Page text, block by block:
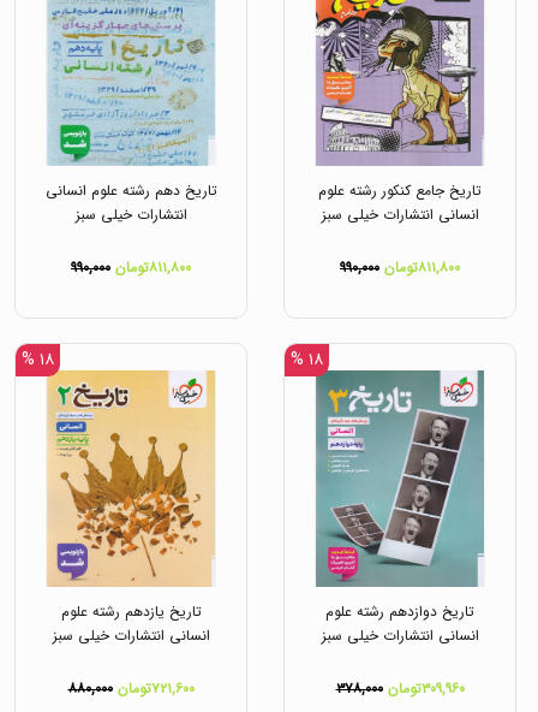
تاریخ جامع کنکور رشته علوم
انسانی انتشارات خیلی سبز
۸۱۱,۸۰۰تومان ۹۹۰,۰۰۰
تاریخ دهم رشته علوم انسانی
انتشارات خیلی سبز
۸۱۱,۸۰۰تومان ۹۹۰,۰۰۰
۱۸ %
تاریخ دوازدهم رشته علوم
انسانی انتشارات خیلی سبز
۳۰۹,۹۶۰تومان ۳۷۸,۰۰۰
۱۸ %
تاریخ یازدهم رشته علوم
انسانی انتشارات خیلی سبز
۷۲۱,۶۰۰تومان ۸۸۰,۰۰۰